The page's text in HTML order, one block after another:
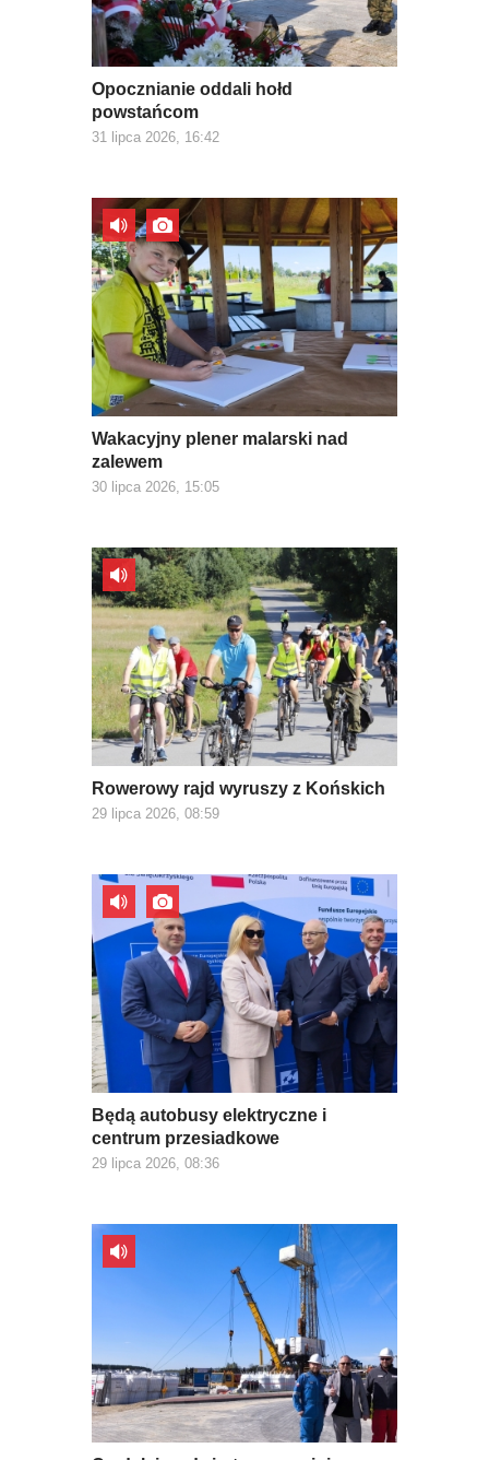
Opocznianie oddali hołd
powstańcom
31 lipca 2026, 16:42
Wakacyjny plener malarski nad
zalewem
30 lipca 2026, 15:05
Rowerowy rajd wyruszy z Końskich
29 lipca 2026, 08:59
Będą autobusy elektryczne i
centrum przesiadkowe
29 lipca 2026, 08:36